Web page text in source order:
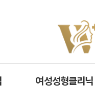
여성성형클리닉